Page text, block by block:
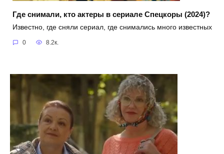
Где снимали, кто актеры в сериале Спецкоры (2024)?
Известно, где сняли сериал, где снимались много известных
0 8.2к.